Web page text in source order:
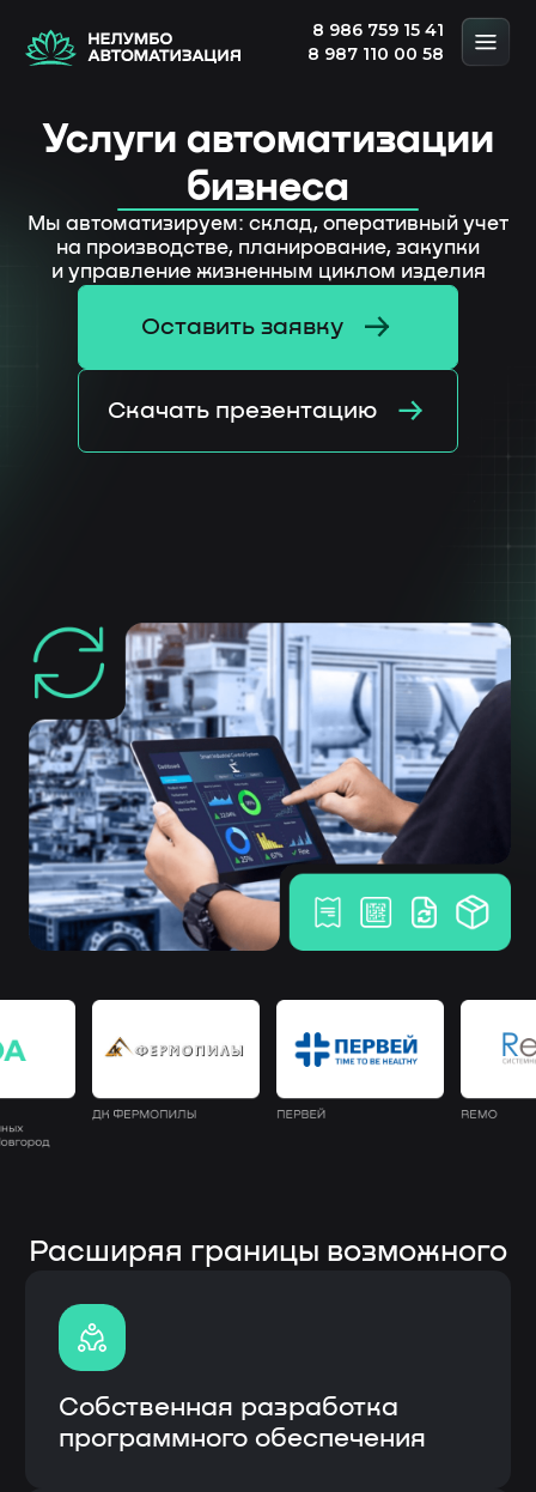
8 986 759 15 41
8 987 110 00 58
бизнеса
Мы автоматизируем: склад, оперативный учет
на производстве, планирование, закупки
и управление жизненным циклом изделия
Оставить заявку
Скачать презентацию
Расширяя границы возможного
Собственная разработка
Быстрое внедрение
и интеграция с CRM